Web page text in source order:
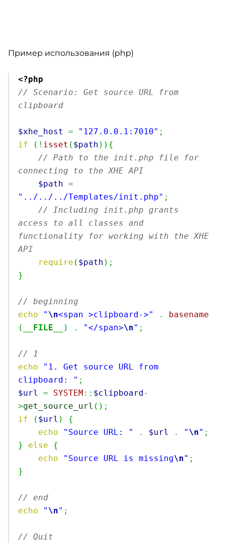
Пример использования (php)
<?php
// Scenario: Get source URL from
clipboard
$xhe_host = "127.0.0.1:7010" ;
if
( ! isset ( $path ) ) {
// Path to the init.php file for
connecting to the XHE API
$path =
"../../../Templates/init.php" ;
// Including init.php grants
access to all classes and
functionality for working with the XHE
API
require ( $path ) ;
}
// beginning
echo
" \n<span >clipboard->" .
basename
(
__FILE__ ) . "</span>\n" ;
// 1
echo
"1. Get source URL from
clipboard: " ;
$url
= SYSTEM :: $clipboard-
>get_source_url ( ) ;
if
( $url )
{
echo
"Source URL: " . $url . " \n" ;
}
else
{
echo
"Source URL is missing\n" ;
}
// end
echo
" \n" ;
// Quit